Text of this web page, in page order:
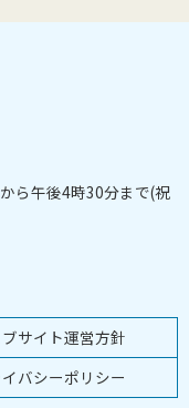
サイト運営方針
バシーポリシー
ら午後4時30分まで(祝